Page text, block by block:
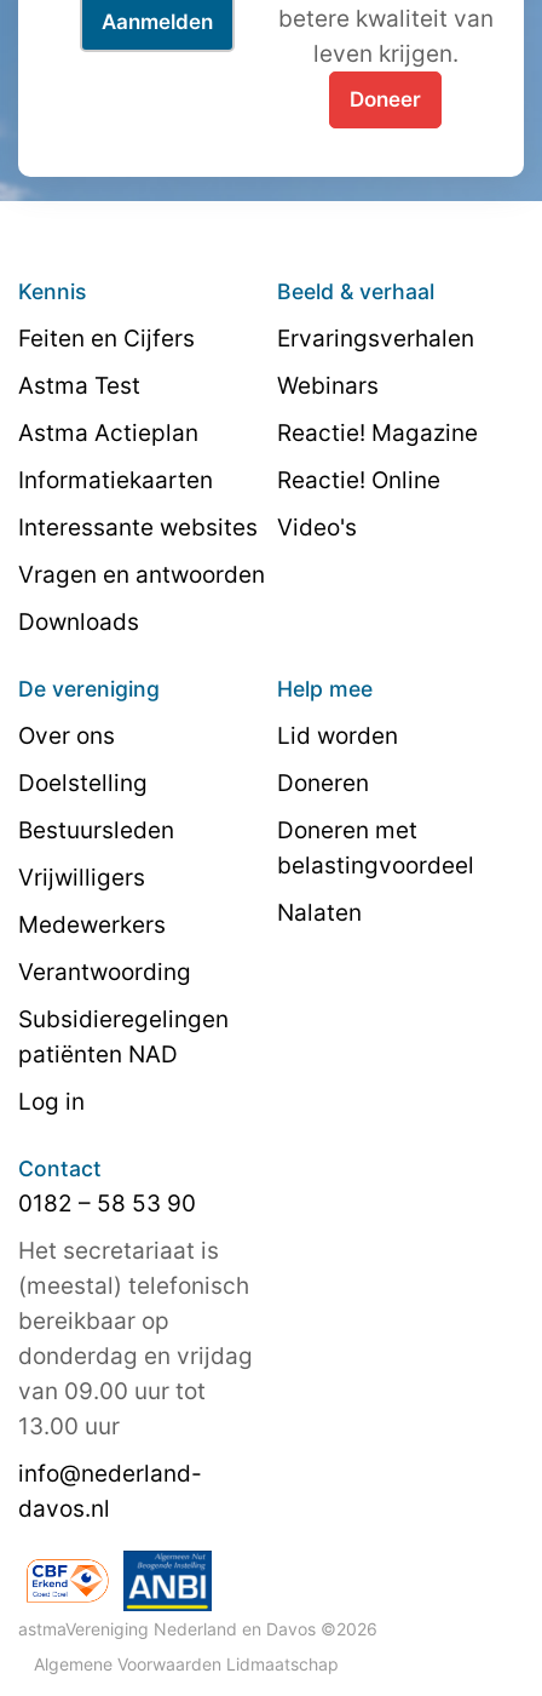
betere kwaliteit van
leven krijgen.
Doneer
Kennis
Feiten en Cijfers
Astma Test
Astma Actieplan
Informatiekaarten
Interessante websites
Vragen en antwoorden
Downloads
Beeld & verhaal
Ervaringsverhalen
Webinars
Reactie! Magazine
Reactie! Online
Video's
De vereniging
Over ons
Doelstelling
Bestuursleden
Vrijwilligers
Medewerkers
Verantwoording
Subsidieregelingen
patiënten NAD
Log in
Help mee
Lid worden
Doneren
Doneren met
belastingvoordeel
Nalaten
Contact
0182 – 58 53 90
Het secretariaat is
(meestal) telefonisch
bereikbaar op
donderdag en vrijdag
van 09.00 uur tot
13.00 uur
info@nederland-
davos.nl
astmaVereniging Nederland en Davos ©2026
Algemene Voorwaarden Lidmaatschap